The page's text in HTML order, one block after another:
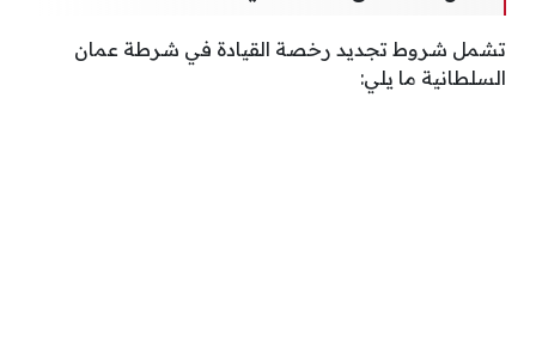
تشمل شروط تجديد رخصة القيادة في شرطة عمان
السلطانية ما يلي: